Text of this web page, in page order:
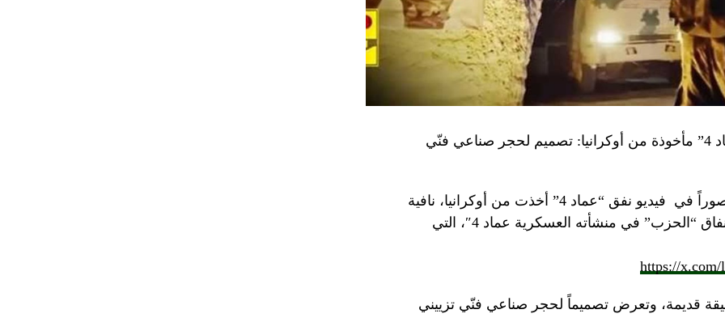
“النهار” تكشف حقيقة صور في فيديو نفق “عماد 4” مأخوذة من أوكرانيا: تصميم لحجر صناعي فنّي
في فيديو
نفق “عماد 4” أخذت من أوكرانيا، نافية
المزاعم المتداولة حول صورة “ملتقطة داخل أنفاق “الحزب” في منشأته العسكرية عماد 4″، التي
https://x.com/
قديمة، وتعرض تصميماً لحجر صناعي فنّي تزييني